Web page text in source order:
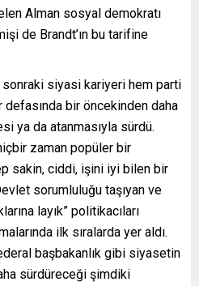
Alman sosyal demokratı
de Brandt’ın bu tarifine
sonraki siyasi kariyeri hem parti
bir öncekinden daha
ya da atanmasıyla sürdü.
zaman popüler bir
sakin, ciddi, işini iyi bilen bir
sorumluluğu taşıyan ve
layık” politikacıları
ilk sıralarda yer aldı.
başbakanlık gibi siyasetin
sürdüreceği şimdiki